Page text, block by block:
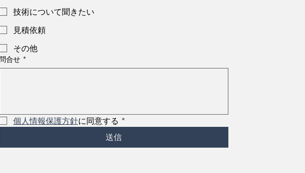
技術について聞きたい
見積依頼
その他
問合せ *
個人情報保護方針に同意する *
送信